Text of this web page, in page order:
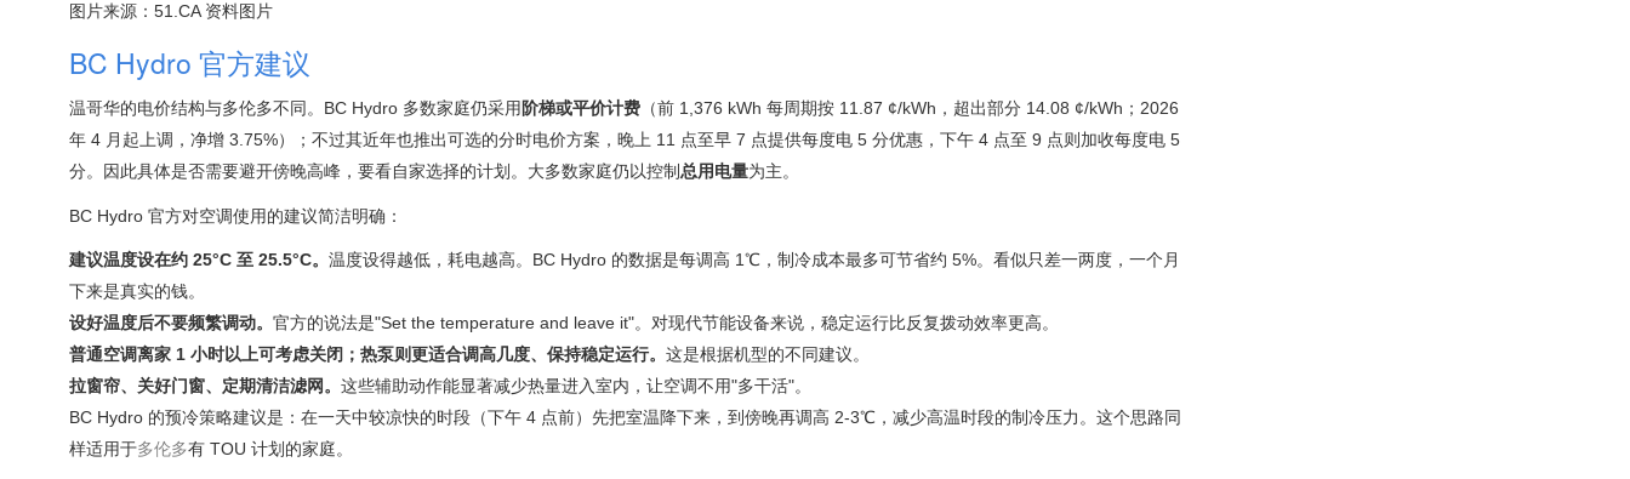
图片来源：51.CA 资料图片
BC Hydro 官方建议
温哥华的电价结构与多伦多不同。BC Hydro 多数家庭仍采用 阶梯或平价计费 （前 1,376 kWh 每周期按 11.87 ¢/kWh，超出部分 14.08 ¢/kWh；2026
年 4 月起上调，净增 3.75%）；不过其近年也推出可选的分时电价方案，晚上 11 点至早 7 点提供每度电 5 分优惠，下午 4 点至 9 点则加收每度电 5
分。因此具体是否需要避开傍晚高峰，要看自家选择的计划。大多数家庭仍以控制 总用电量为主。
BC Hydro 官方对空调使用的建议简洁明确：
建议温度设在约 25°C 至 25.5°C。 温度设得越低，耗电越高。BC Hydro 的数据是每调高 1℃，制冷成本最多可节省约 5%。看似只差一两度，一个月
下来是真实的钱。
设好温度后不要频繁调动。 官方的说法是"Set the temperature and leave it"。对现代节能设备来说，稳定运行比反复拨动效率更高。
普通空调离家 1 小时以上可考虑关闭；热泵则更适合调高几度、保持稳定运行。 这是根据机型的不同建议。
拉窗帘、关好门窗、定期清洁滤网。 这些辅助动作能显著减少热量进入室内，让空调不用"多干活"。
BC Hydro 的预冷策略建议是：在一天中较凉快的时段（下午 4 点前）先把室温降下来，到傍晚再调高 2-3℃，减少高温时段的制冷压力。这个思路同
样适用于多伦多有 TOU 计划的家庭。